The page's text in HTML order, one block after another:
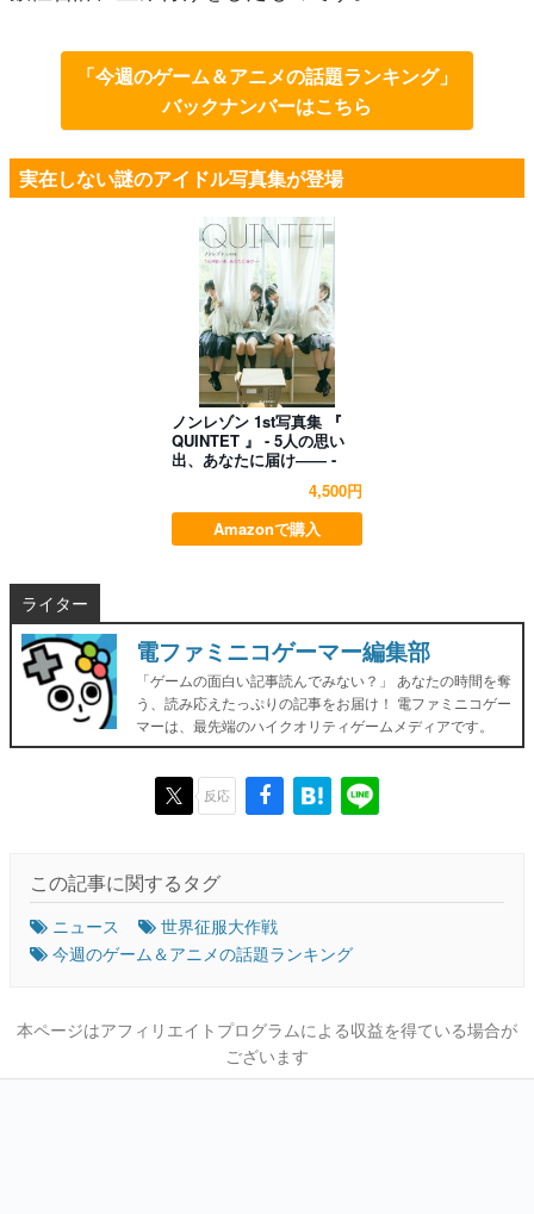
「今週のゲーム＆アニメの話題ランキング」
バックナンバーはこちら
実在しない謎のアイドル写真集が登場
ノンレゾン 1st写真集 『
QUINTET 』 - 5人の思い
出、あなたに届け―― -
4,500円
Amazonで購入
ライター
電ファミニコゲーマー編集部
「ゲームの面白い記事読んでみない？」 あなたの時間を奪
う、読み応えたっぷりの記事をお届け！ 電ファミニコゲー
マーは、最先端のハイクオリティゲームメディアです。
反応
この記事に関するタグ
ニュース
世界征服大作戦
今週のゲーム＆アニメの話題ランキング
本ページはアフィリエイトプログラムによる収益を得ている場合が
ございます